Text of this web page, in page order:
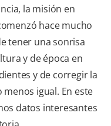
la misión en
hace mucho
tener una sonrisa
y de época en
y de corregir la
igual. En este
datos interesantes